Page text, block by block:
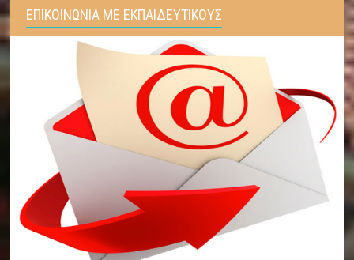
ΕΠΙΚΟΙΝΩΝΙΑ ΜΕ ΕΚΠΑΙΔΕΥΤΙΚΟΥΣ